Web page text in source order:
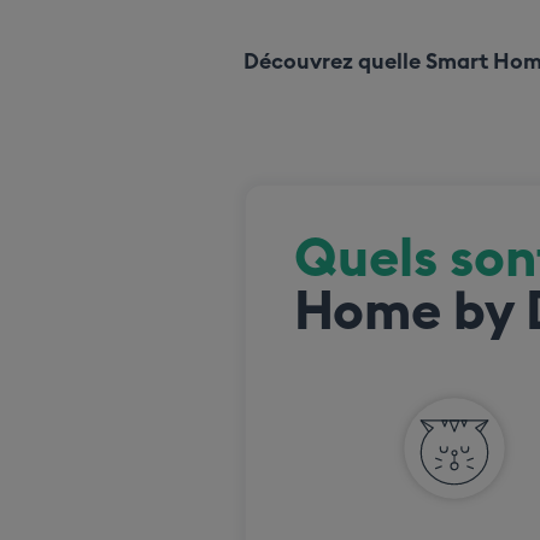
Découvrez quelle Smart
Quels
Home by